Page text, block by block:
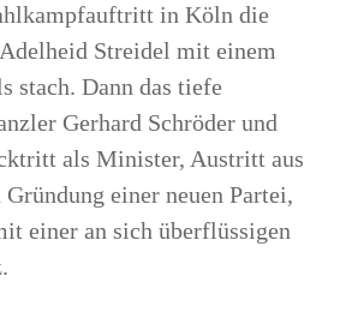
in Köln die
Streidel mit einem
stach. Dann das tiefe
Gerhard Schröder und
als Minister, Austritt aus
Gründung einer neuen Partei,
einer an sich überflüssigen